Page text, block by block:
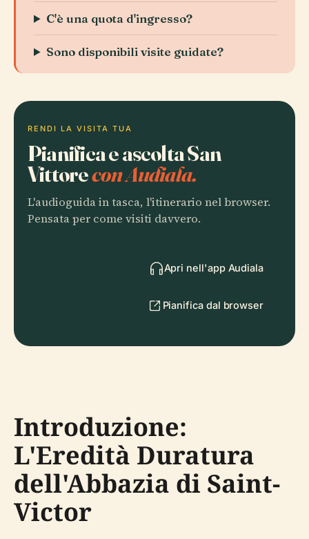
C'è una quota d'ingresso?
Sono disponibili visite guidate?
RENDI LA VISITA TUA
Pianifica e ascolta San
Vittorecon Audiala.
L'audioguida in tasca, l'itinerario nel browser.
Pensata per come visiti davvero.
Apri nell'app Audiala
Pianifica dal browser
Introduzione:
L'Eredità Duratura
dell'Abbazia di Saint-
Victor